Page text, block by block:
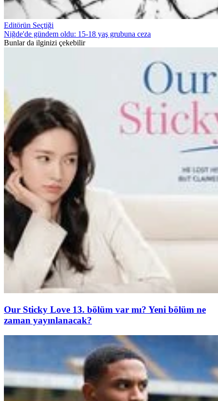
Editörün Seçtiği
Niğde'de gündem oldu: 15-18 yaş grubuna ceza
Bunlar da ilginizi çekebilir
Our Sticky Love 13. bölüm var mı? Yeni bölüm ne
zaman yayınlanacak?